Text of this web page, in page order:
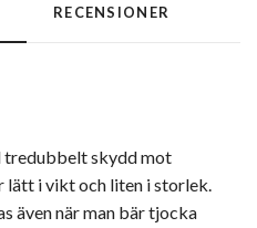
RECENSIONER
tredubbelt skydd mot
lätt i vikt och liten i storlek.
även när man bär tjocka